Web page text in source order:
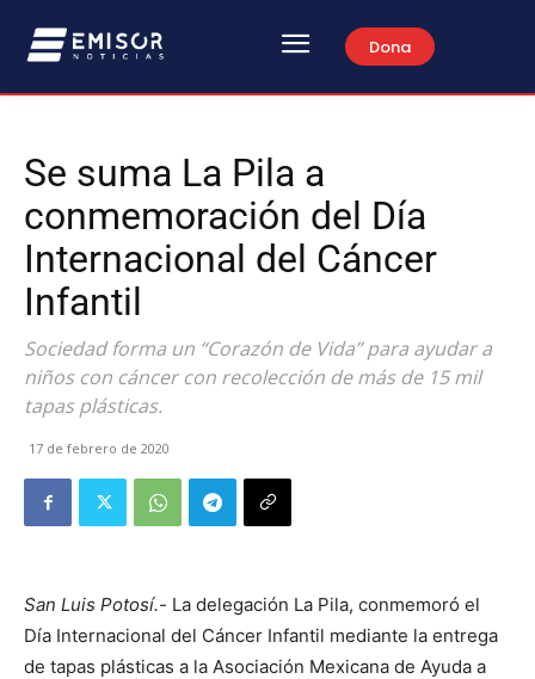
Dona
Se suma La Pila a
conmemoración del Día
Internacional del Cáncer
Infantil
Sociedad forma un “Corazón de Vida” para ayudar a
niños con cáncer con recolección de más de 15 mil
tapas plásticas.
17 de febrero de 2020
San Luis Potosí.- La delegación La Pila, conmemoró el
Día Internacional del Cáncer Infantil mediante la entrega
de tapas plásticas a la Asociación Mexicana de Ayuda a